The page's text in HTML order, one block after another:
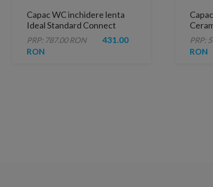
Capac WC inchidere lenta
Ideal Standard Connect
Space
PRP: 787.00 RON
431.00
RON
PRP:
RON